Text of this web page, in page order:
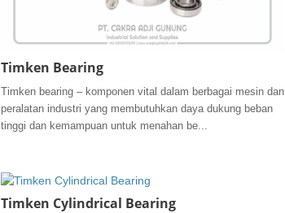
Timken Bearing
Timken bearing – komponen vital dalam berbagai mesin dan
peralatan industri yang membutuhkan daya dukung beban
tinggi dan kemampuan untuk menahan be...
Timken Cylindrical Bearing